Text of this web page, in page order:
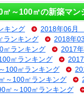
～100㎡の新築マン
キング 2018年06月
ンキング 2018年
ランキング 2017
㎡ランキング
100㎡ランキング
～100㎡ランキング
～100㎡ランキング